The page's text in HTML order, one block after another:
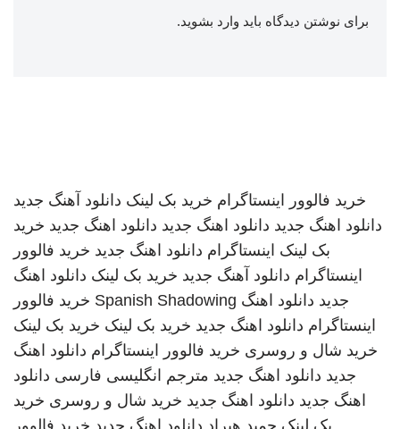
برای نوشتن دیدگاه باید وارد بشوید.
خرید فالوور اینستاگرام خرید بک لینک دانلود آهنگ جدید
دانلود اهنگ جدید دانلود اهنگ جدید دانلود اهنگ جدید خرید
بک لینک اینستاگرام دانلود اهنگ جدید خرید فالوور
اینستاگرام دانلود آهنگ جدید خرید بک لینک دانلود اهنگ
جدید دانلود اهنگ Spanish Shadowing خرید فالوور
اینستاگرام دانلود اهنگ جدید خرید بک لینک خرید بک لینک
خرید شال و روسری خرید فالوور اینستاگرام دانلود اهنگ
جدید دانلود اهنگ جدید مترجم انگلیسی فارسی دانلود
اهنگ جدید دانلود اهنگ جدید خرید شال و روسری خرید
بک لینک حمید هیراد دانلود اهنگ جدید خرید فالوور